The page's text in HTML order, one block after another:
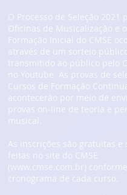
O Processo de Seleção 2021
Oficinas de Musicalização e
Formação Inicial do CMSE
através de um sorteio
transmitido ao público pelo
no Youtube. As provas de
Cursos de Formação
acontecerão por meio de
provas on-line de teoria e
musical.
As inscrições são gratuitas e
feitas no site do CMSE
( www.cmse.com.br
)
cronograma de cada curso.